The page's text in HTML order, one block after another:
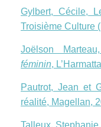
Gylbert, Cécile,
Troisième Culture
Joëlson
féminin,
Pautrot, Jean et
réalité, Magellan,
Talleux,